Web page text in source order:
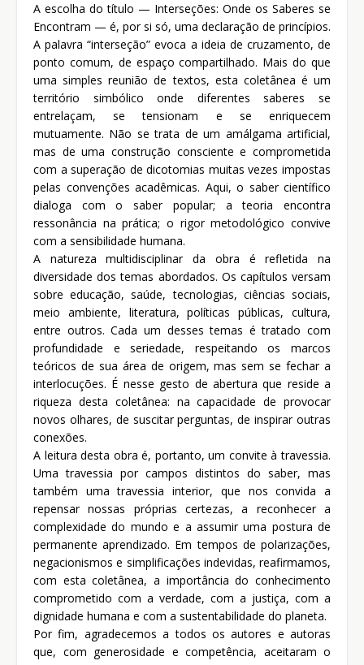
A escolha do título — Interseções: Onde os Saberes se
Encontram — é, por si só, uma declaração de princípios.
A palavra “interseção” evoca a ideia de cruzamento, de
ponto comum, de espaço compartilhado. Mais do que
uma simples reunião de textos, esta coletânea é um
território simbólico onde diferentes saberes se
entrelaçam, se tensionam e se enriquecem
mutuamente. Não se trata de um amálgama artificial,
mas de uma construção consciente e comprometida
com a superação de dicotomias muitas vezes impostas
pelas convenções acadêmicas. Aqui, o saber científico
dialoga com o saber popular; a teoria encontra
ressonância na prática; o rigor metodológico convive
com a sensibilidade humana.
A natureza multidisciplinar da obra é refletida na
diversidade dos temas abordados. Os capítulos versam
sobre educação, saúde, tecnologias, ciências sociais,
meio ambiente, literatura, políticas públicas, cultura,
entre outros. Cada um desses temas é tratado com
profundidade e seriedade, respeitando os marcos
teóricos de sua área de origem, mas sem se fechar a
interlocuções. É nesse gesto de abertura que reside a
riqueza desta coletânea: na capacidade de provocar
novos olhares, de suscitar perguntas, de inspirar outras
conexões.
A leitura desta obra é, portanto, um convite à travessia.
Uma travessia por campos distintos do saber, mas
também uma travessia interior, que nos convida a
repensar nossas próprias certezas, a reconhecer a
complexidade do mundo e a assumir uma postura de
permanente aprendizado. Em tempos de polarizações,
negacionismos e simplificações indevidas, reafirmamos,
com esta coletânea, a importância do conhecimento
comprometido com a verdade, com a justiça, com a
dignidade humana e com a sustentabilidade do planeta.
Por fim, agradecemos a todos os autores e autoras
que, com generosidade e competência, aceitaram o